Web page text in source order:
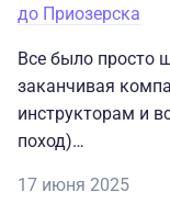
до Приозерска
Все было просто
заканчивая
инструкторам и
поход)
Понравилась еда
17 июня 2025